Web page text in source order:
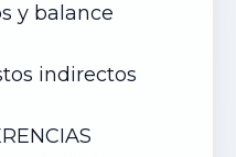
y balance
indirectos